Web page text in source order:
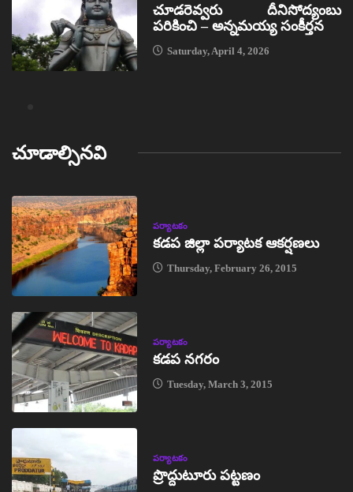
చూడరెవ్వరు దీనిసోద్యంబు
పరికించి – అన్నమయ్య సంకీర్తన
Saturday, April 4, 2026
చూడాల్సినవి
పర్యాటకం
కడప జిల్లా పర్యాటక ఆకర్షణలు
Thursday, February 26, 2015
పర్యాటకం
కడప నగరం
Tuesday, March 3, 2015
పర్యాటకం
ప్రొద్దుటూరు పట్టణం